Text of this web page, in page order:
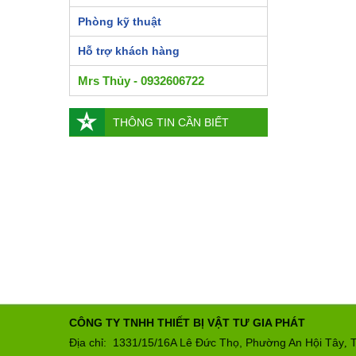
Phòng kỹ thuật
Hỗ trợ khách hàng
Mrs Thủy - 0932606722
THÔNG TIN CẦN BIẾT
CÔNG TY TNHH THIẾT BỊ VẬT TƯ GIA PHÁT
Địa chỉ: 1331/15/16A Lê Đức Thọ, Phường An Hội Tây,